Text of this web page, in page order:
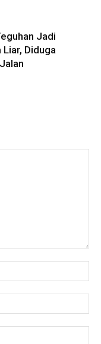
Jadi
Liar, Diduga